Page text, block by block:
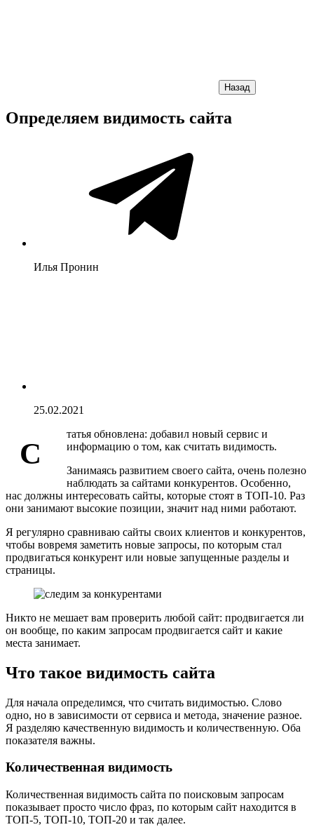
Назад
Определяем видимость сайта
Илья Пронин
25.02.2021
С
татья обновлена: добавил новый сервис и
информацию о том, как считать видимость.
Занимаясь развитием своего сайта, очень полезно
наблюдать за сайтами конкурентов. Особенно,
нас должны интересовать сайты, которые стоят в ТОП-10. Раз
они занимают высокие позиции, значит над ними работают.
Я регулярно сравниваю сайты своих клиентов и конкурентов,
чтобы вовремя заметить новые запросы, по которым стал
продвигаться конкурент или новые запущенные разделы и
страницы.
Никто не мешает вам проверить любой сайт: продвигается ли
он вообще, по каким запросам продвигается сайт и какие
места занимает.
Что такое видимость сайта
Для начала определимся, что считать видимостью. Слово
одно, но в зависимости от сервиса и метода, значение разное.
Я разделяю качественную видимость и количественную. Оба
показателя важны.
Количественная видимость
Количественная видимость сайта по поисковым запросам
показывает просто число фраз, по которым сайт находится в
ТОП-5, ТОП-10, ТОП-20 и так далее.